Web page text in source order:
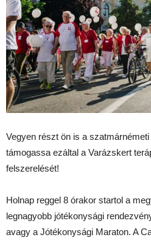
Vegyen részt ön is a
támogassa ezáltal a Varázskert
felszerelését!
Holnap reggel 8 órakor startol a
legnagyobb jótékonysági
avagy a Jótékonysági Maraton. A